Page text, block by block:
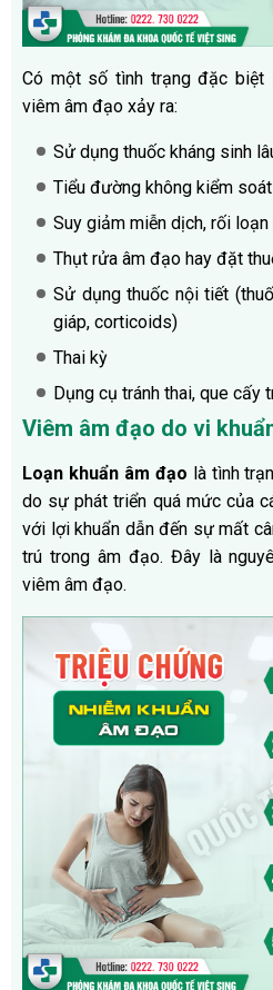
Có một số tình trạng đặc biệt
viêm âm đạo xảy ra:
Sử dụng thuốc kháng sinh
Tiểu đường không kiểm
Suy giảm miễn dịch, rối
Thụt rửa âm đạo hay đặt
Sử dụng thuốc nội tiết
giáp, corticoids)
Thai kỳ
Dụng cụ tránh thai, que cấy
Viêm âm đạo do vi
Loạn khuẩn âm đạo là tình
do sự phát triển quá mức của
với lợi khuẩn dẫn đến sự mất
trú trong âm đạo. Đây là
viêm âm đạo.